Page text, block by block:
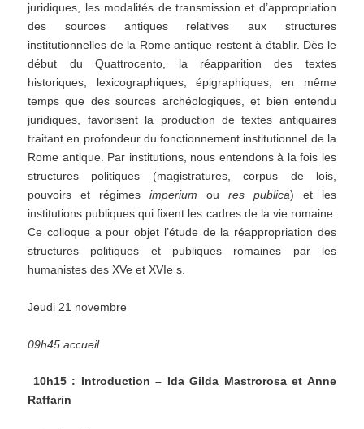
juridiques, les modalités de transmission et d’appropriation
des sources antiques relatives aux structures
institutionnelles de la Rome antique restent à établir. Dès le
début du Quattrocento, la réapparition des textes
historiques, lexicographiques, épigraphiques, en même
temps que des sources archéologiques, et bien entendu
juridiques, favorisent la production de textes antiquaires
traitant en profondeur du fonctionnement institutionnel de la
Rome antique. Par institutions, nous entendons à la fois les
structures politiques (magistratures, corpus de lois,
pouvoirs et régimesimperium ou res publica) et les
institutions publiques qui fixent les cadres de la vie romaine.
Ce colloque a pour objet l’étude de la réappropriation des
structures politiques et publiques romaines par les
humanistes des XVe et XVIe s.
Jeudi 21 novembre
09h45 accueil
10h15 : Introduction – Ida Gilda Mastrorosa et Anne
Raffarin